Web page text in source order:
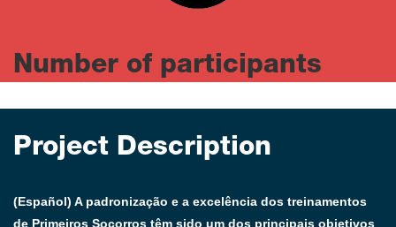
Number of participants
Project Description
(Español) A padronização e a excelência dos treinamentos
de Primeiros Socorros têm sido um dos principais objetivos